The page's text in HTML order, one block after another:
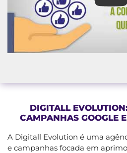
DIGITALL
CAMPANHAS GOOGLE
A Digitall Evolution é uma
e campanhas focada em